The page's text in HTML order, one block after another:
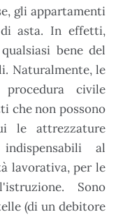
gli appartamenti
asta. In effetti,
bene del
Naturalmente, le
civile
che non possono
le attrezzature
al
lavorativa, per le
Sono
(di un debitore